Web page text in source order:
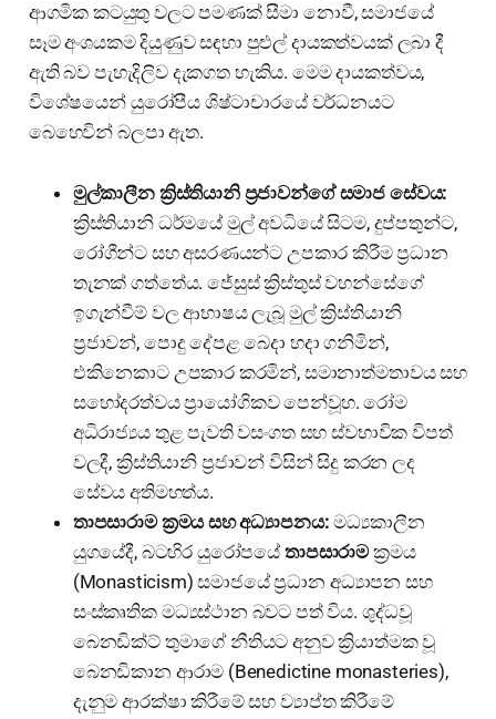
ආගමික කටයුතු වලට පමණක් සීමා නොවී, සමාජයේ
සෑම අංශයකම දියුණුව සඳහා පුළුල් දායකත්වයක් ලබා දී
ඇති බව පැහැදිලිව දැකගත හැකිය. මෙම දායකත්වය,
විශේෂයෙන් යුරෝපීය ශිෂ්ටාචාරයේ වර්ධනයට
බෙහෙවින් බලපා ඇත.
මුල්කාලීන ක්‍රිස්තියානි ප්‍රජාවන්ගේ සමාජ සේවය:
ක්‍රිස්තියානි ධර්මයේ මුල් අවධියේ සිටම, දුප්පතුන්ට,
රෝගීන්ට සහ අසරණයන්ට උපකාර කිරීම ප්‍රධාන
තැනක් ගත්තේය. ජේසුස් ක්‍රිස්තුස් වහන්සේගේ
ඉගැන්වීම් වල ආභාෂය ලැබූ මුල් ක්‍රිස්තියානි
ප්‍රජාවන්, පොදු දේපළ බෙදා හදා ගනිමින්,
එකිනෙකාට උපකාර කරමින්, සමානාත්මතාවය සහ
සහෝදරත්වය ප්‍රායෝගිකව පෙන්වූහ. රෝම
අධිරාජ්‍යය තුළ පැවති වසංගත සහ ස්වභාවික විපත්
වලදී, ක්‍රිස්තියානි ප්‍රජාවන් විසින් සිදු කරන ලද
සේවය අතිමහත්ය.
තාපසාරාම ක්‍රමය සහ අධ්‍යාපනය: මධ්‍යකාලීන
යුගයේදී, බටහිර යුරෝපයේ තාපසාරාමක්‍රමය
(Monasticism) සමාජයේ ප්‍රධාන අධ්‍යාපන සහ
සංස්කෘතික මධ්‍යස්ථාන බවට පත් විය. ශුද්ධවූ
බෙනඩික්ට් තුමාගේ නීතියට අනුව ක්‍රියාත්මක වූ
බෙනඩිකාන ආරාම (Benedictine monasteries),
දැනුම ආරක්ෂා කිරීමේ සහ ව්‍යාප්ත කිරීමේ